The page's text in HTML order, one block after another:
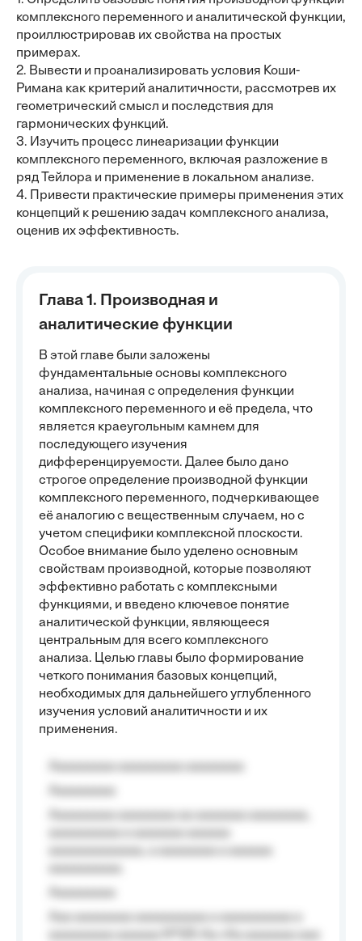
комплексного переменного и аналитической функции,
проиллюстрировав их свойства на простых
примерах.
2. Вывести и проанализировать условия Коши-
Римана как критерий аналитичности, рассмотрев их
геометрический смысл и последствия для
гармонических функций.
3. Изучить процесс линеаризации функции
комплексного переменного, включая разложение в
ряд Тейлора и применение в локальном анализе.
4. Привести практические примеры применения этих
концепций к решению задач комплексного анализа,
оценив их эффективность.
Глава 1. Производная и
аналитические функции
В этой главе были заложены
фундаментальные основы комплексного
анализа, начиная с определения функции
комплексного переменного и её предела, что
является краеугольным камнем для
последующего изучения
дифференцируемости. Далее было дано
строгое определение производной функции
комплексного переменного, подчеркивающее
её аналогию с вещественным случаем, но с
учетом специфики комплексной плоскости.
Особое внимание было уделено основным
свойствам производной, которые позволяют
эффективно работать с комплексными
функциями, и введено ключевое понятие
аналитической функции, являющееся
центральным для всего комплексного
анализа. Целью главы было формирование
четкого понимания базовых концепций,
необходимых для дальнейшего углубленного
изучения условий аналитичности и их
применения.